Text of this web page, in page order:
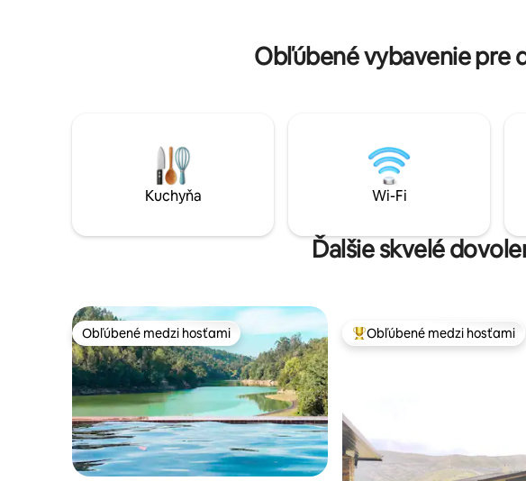
prostredím uprostred viníc a s vlastným
rybníkom je ideálny pre veľké rodiny
priestor: vonkajší jedálenský
Dobrodružstvo: Chodníky
Obľúbené vybavenie pre
Kuchyňa Wi-Fi
Ďalšie skvelé
Obľúbené medzi hosťami
Obľúbené medzi hosťami Najobľúbenejšie medzi
Obľúbené medzi hosťami